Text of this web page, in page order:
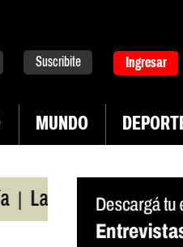
Suscribite Ingresar
MUNDO
Pampa. Emergencia